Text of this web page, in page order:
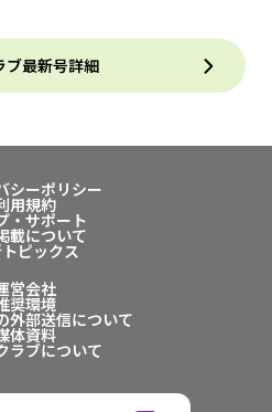
ブ最新号詳細
シーポリシー
用規約
・サポート
載について
ピックス
営会社
奨環境
外部送信について
体資料
ラブについて